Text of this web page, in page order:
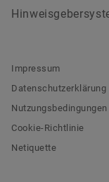
Impressum
Datenschutzerklärung
Nutzungsbedingungen
Cookie-Richtlinie
Netiquette